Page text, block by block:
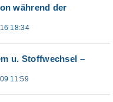
während der
18:34
u. Stoffwechsel –
11:59